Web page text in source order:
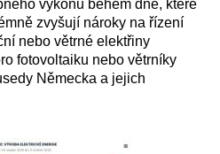
výkonu během dne, které
zvyšují nároky na řízení
nebo větrné elektřiny
fotovoltaiku nebo větrníky
Německa a jejich